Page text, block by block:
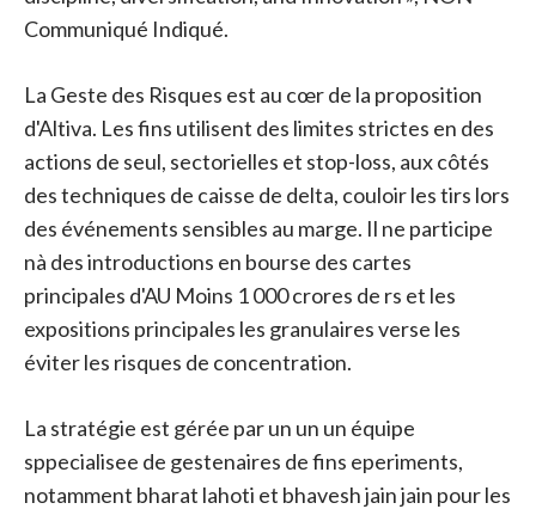
Communiqué Indiqué.
La Geste des Risques est au cœr de la proposition
d'Altiva. Les fins utilisent des limites strictes en des
actions de seul, sectorielles et stop-loss, aux côtés
des techniques de caisse de delta, couloir les tirs lors
des événements sensibles au marge. Il ne participe
nà des introductions en bourse des cartes
principales d'AU Moins 1 000 crores de rs et les
expositions principales les granulaires verse les
éviter les risques de concentration.
La stratégie est gérée par un un un équipe
sppecialisee de gestenaires de fins eperiments,
notamment bharat lahoti et bhavesh jain jain pour les